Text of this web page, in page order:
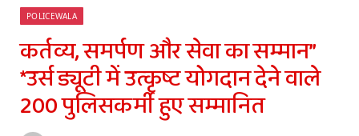
POLICEWALA
कर्तव्य, समर्पण और सेवा का सम्मान”
*उर्स ड्यूटी में उत्कृष्ट योगदान देने वाले
200 पुलिसकर्मी हुए सम्मानित